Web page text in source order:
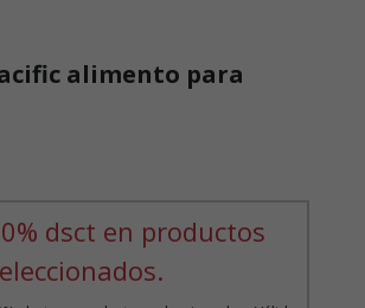
alimento para
dsct en productos